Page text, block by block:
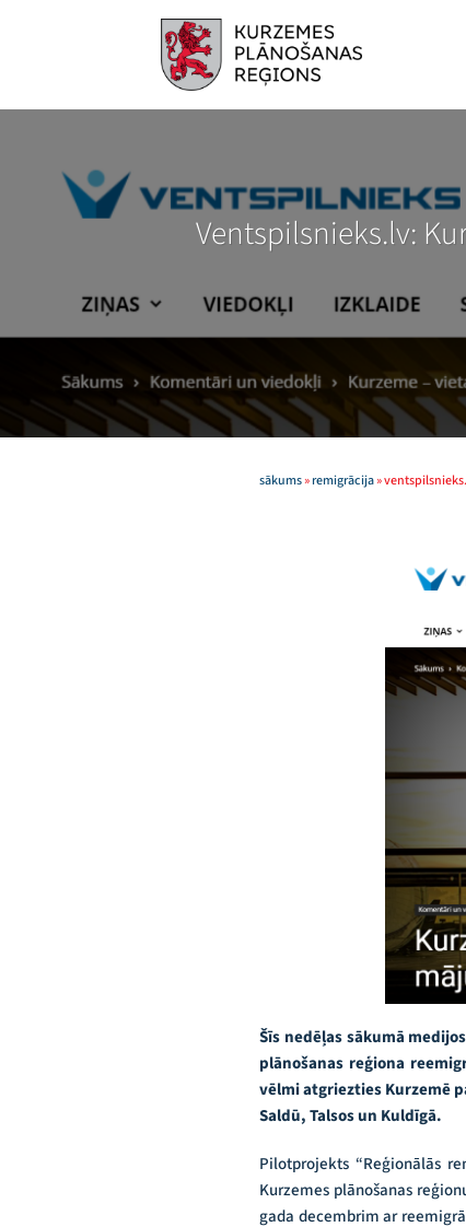
Ventspilsnieks.lv:
sākums»remigrācija»
Šīs nedēļas sākumā
plānošanas reģiona
vēlmi atgriezties Kurzemē
Saldū, Talsos un Kuldīgā.
Pilotprojekts “Reģionālās
Kurzemes plānošanas
gada decembrim ar